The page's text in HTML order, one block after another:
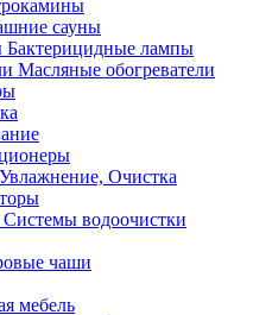
сауны
Бактерицидные лампы
Масляные обогреватели
Увлажнение, Очистка
Системы водоочистки
чаши
мебель